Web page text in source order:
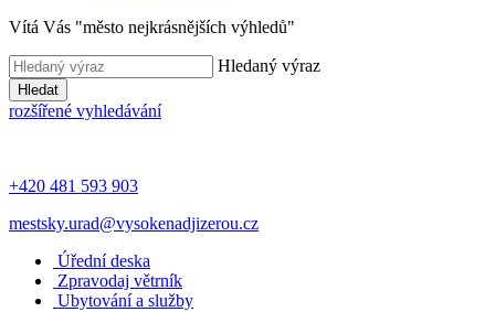
Vítá Vás "město nejkrásnějších výhledů"
Hledaný výraz
Hledat
rozšířené vyhledávání
+420 481 593 903
mestsky.urad@vysokenadjizerou.cz
Úřední deska
Zpravodaj větrník
Ubytování a služby